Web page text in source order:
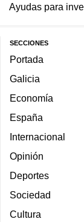
Ayudas para
SECCIONES
Portada
Galicia
Economía
España
Internacional
Opinión
Deportes
Sociedad
Cultura